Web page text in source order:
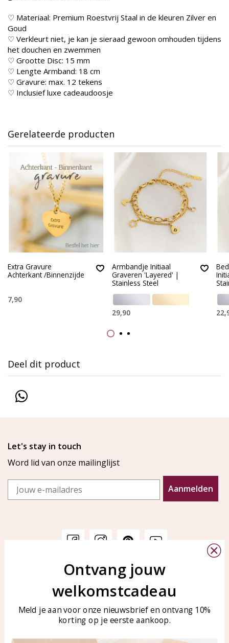
♡ Materiaal: Premium Roestvrij Staal in de kleuren Zilver en
Goud
♡ Verkleurt niet, je kan je sieraad gewoon omhouden tijdens
het douchen en zwemmen
♡ Grootte Disc: 15 mm
♡ Lengte Armband: 18 cm
♡ Gravure: max. 12 tekens
♡ Inclusief luxe cadeaudoosje
Gerelateerde producten
Extra Gravure
Achterkant /Binnenzijde
7,90
Armbandje Initiaal
Graveren 'Layered' |
Stainless Steel
29,90
Deel dit product
Let's stay in touch
Word lid van onze mailinglijst
Email
Aanmelden
Veelgestelde vragen
Sieraden onderhouden
KAYA Sieraden
Bellen of WhatsApp Ma-Vr
tussen 09:00-17:00
Tel: 0850003187
WhatsApp: 0850003187
Ontvang jouw
welkomstcadeau
Meld je aan voor onze nieuwsbrief en ontvang 10%
korting op je eerste aankoop.